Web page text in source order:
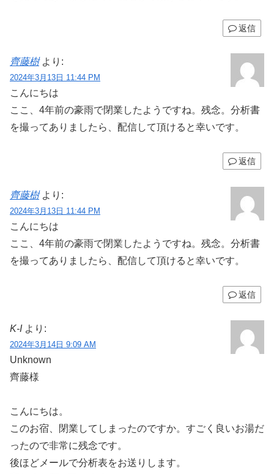
返信
齊藤樹 より:
2024年3月13日 11:44 PM
こんにちは
ここ、4年前の豪雨で閉業したようですね。残念。分析書
を撮ってありましたら、配信して頂けると幸いです。
返信
齊藤樹 より:
2024年3月13日 11:44 PM
こんにちは
ここ、4年前の豪雨で閉業したようですね。残念。分析書
を撮ってありましたら、配信して頂けると幸いです。
返信
K-I より:
2024年3月14日 9:09 AM
Unknown
齊藤様
こんにちは。
このお宿、閉業してしまったのですか。すごく良いお湯だ
ったので非常に残念です。
後ほどメールで分析表をお送りします。